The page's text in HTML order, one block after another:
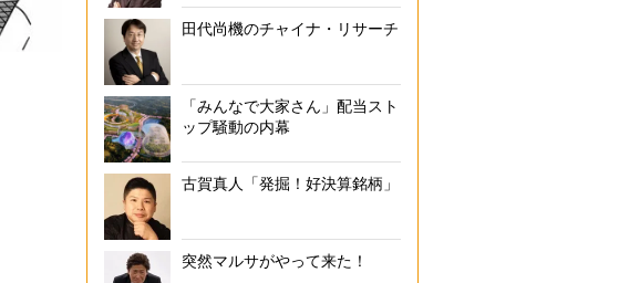
田代尚機のチャイナ・リサーチ
「みんなで大家さん」配当スト
ップ騒動の内幕
古賀真人「発掘！好決算銘柄」
突然マルサがやって来た！